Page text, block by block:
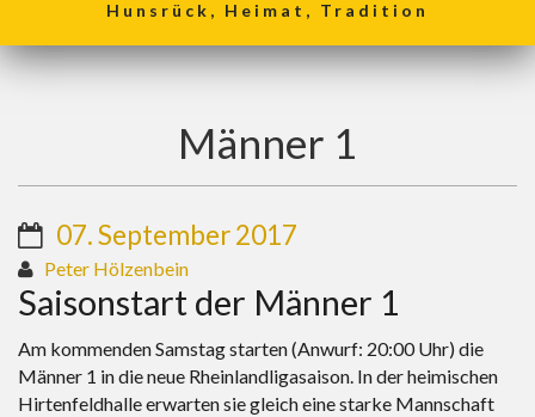
Hunsrück, Heimat, Tradition
Männer 1
07. September 2017
Peter Hölzenbein
Saisonstart der Männer 1
Am kommenden Samstag starten (Anwurf: 20:00 Uhr) die
Männer 1 in die neue Rheinlandligasaison. In der heimischen
Hirtenfeldhalle erwarten sie gleich eine starke Mannschaft